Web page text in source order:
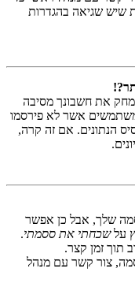
שיש שגיאה בהגדרות
את חשבונך מסיבה
משתמשים אשר לא פירסמו
הנתונים. אם זה קרה,
שלך, אבל כן אפשר
עלשכחתי את ססמתי.
תוך זמן קצר.
צור קשר עם מנהל